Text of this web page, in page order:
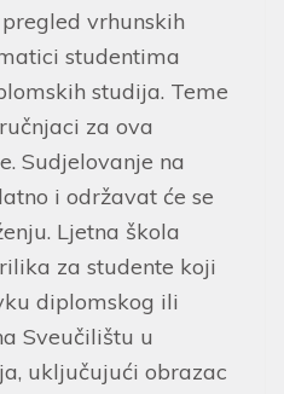
vrhunskih
studentima
studija. Teme
za ova
Sudjelovanje na
i održavat će se
Ljetna škola
za studente koji
diplomskog ili
Sveučilištu u
uključujući obrazac